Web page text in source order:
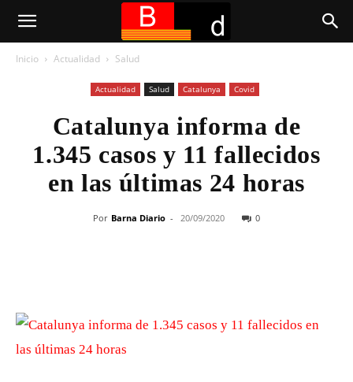
Inicio Actualidad Salud
Actualidad Salud Catalunya Covid
Catalunya informa de
1.345 casos y 11 fallecidos
en las últimas 24 horas
Por Barna Diario - 20/09/2020 0